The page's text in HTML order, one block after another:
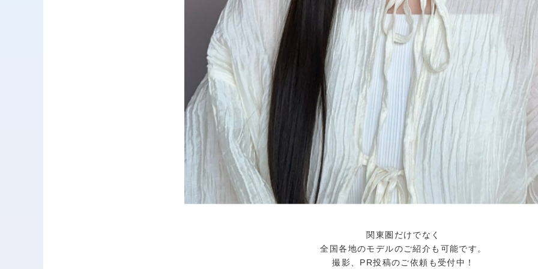
関東圏だけでなく
全国各地のモデルのご紹介も可能です。
撮影、PR投稿のご依頼も受付中！